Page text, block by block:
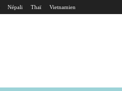
Népali Thaï Vietnamien